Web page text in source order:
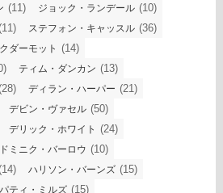
(11) ジョック・ランデール (10)
ステフォン・キャッスル (36)
ダーモット (14)
ティム・ダンカン (13)
ディラン・ハーパー (21)
デビン・ヴァセル (50)
デリック・ホワイト (24)
ドミニク・バーロウ (10)
ハリソン・バーンズ (15)
パティ・ミルズ (15)